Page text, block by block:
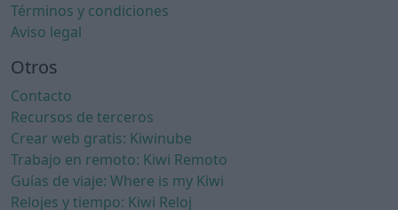
Términos y condiciones
Aviso legal
Otros
Contacto
Recursos de terceros
Crear web gratis: Kiwinube
Trabajo en remoto: Kiwi Remoto
Guías de viaje: Where is my Kiwi
Relojes y tiempo: Kiwi Reloj